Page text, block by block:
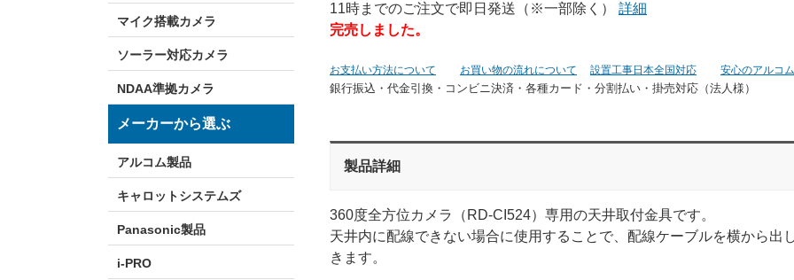
マイク搭載カメラ
ソーラー対応カメラ
NDAA準拠カメラ
メーカーから選ぶ
アルコム製品
キャロットシステムズ
Panasonic製品
i-PRO
11時までのご注文で即日発送（※一部除く） 詳細
完売しました。
お支払い方法について お買い物の流れについて 設置工事日本全国対応 安心のアルコ
銀行振込・代金引換・コンビニ決済・ 各種カード・分割払い・掛売対応（法人様）
製品詳細
360度全方位カメラ（RD-CI524）専用の天井取付金具です。
天井内に配線できない場合に使用することで、配線ケーブルを横から出
きます。